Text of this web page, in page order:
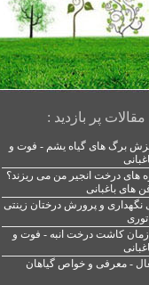
مقالات پر بازدید :
برگ های گیاه یشم - فوت و
های درخت انجیر من می ریزند؟
های باغبانی
نگهداری و پرورش درختان زینتی
زمان کاشت درخت انبه - فوت و
- معرفی و خواص گیاهان